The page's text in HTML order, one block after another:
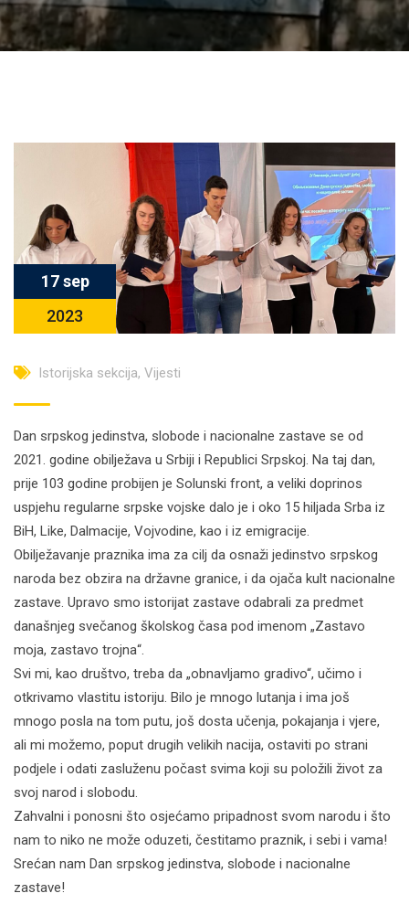
17 sep
2023
Istorijska sekcija, Vijesti
Dan srpskog jedinstva, slobode i nacionalne zastave se od
2021. godine obilježava u Srbiji i Republici Srpskoj. Na taj dan,
prije 103 godine probijen je Solunski front, a veliki doprinos
uspjehu regularne srpske vojske dalo je i oko 15 hiljada Srba iz
BiH, Like, Dalmacije, Vojvodine, kao i iz emigracije.
Obilježavanje praznika ima za cilj da osnaži jedinstvo srpskog
naroda bez obzira na državne granice, i da ojača kult nacionalne
zastave. Upravo smo istorijat zastave odabrali za predmet
današnjeg svečanog školskog časa pod imenom „Zastavo
moja, zastavo trojna“.
Svi mi, kao društvo, treba da „obnavljamo gradivo“, učimo i
otkrivamo vlastitu istoriju. Bilo je mnogo lutanja i ima još
mnogo posla na tom putu, još dosta učenja, pokajanja i vjere,
ali mi možemo, poput drugih velikih nacija, ostaviti po strani
podjele i odati zasluženu počast svima koji su položili život za
svoj narod i slobodu.
Zahvalni i ponosni što osjećamo pripadnost svom narodu i što
nam to niko ne može oduzeti, čestitamo praznik, i sebi i vama!
Srećan nam Dan srpskog jedinstva, slobode i nacionalne
zastave!